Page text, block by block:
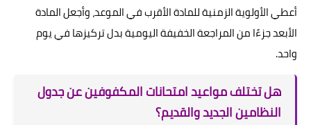
أعطي الأولوية الزمنية للمادة الأقرب في الموعد، وأجعل المادة
الأبعد جزءًا من المراجعة الخفيفة اليومية بدل تركيزها في يوم
واحد.
هل تختلف مواعيد امتحانات المكفوفين عن جدول
النظامين الجديد والقديم؟